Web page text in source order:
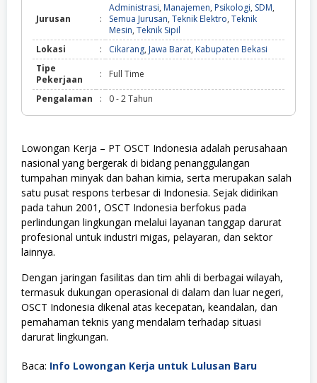
Jurusan :
Administrasi, Manajemen, Psikologi, SDM,
Semua Jurusan, Teknik Elektro, Teknik
Mesin, Teknik Sipil
Lokasi
: Cikarang, Jawa Barat, Kabupaten Bekasi
Tipe
Pekerjaan
: Full Time
Pengalaman : 0 - 2 Tahun
Lowongan Kerja – PT OSCT Indonesia adalah perusahaan
nasional yang bergerak di bidang penanggulangan
tumpahan minyak dan bahan kimia, serta merupakan salah
satu pusat respons terbesar di Indonesia. Sejak didirikan
pada tahun 2001, OSCT Indonesia berfokus pada
perlindungan lingkungan melalui layanan tanggap darurat
profesional untuk industri migas, pelayaran, dan sektor
lainnya.
Dengan jaringan fasilitas dan tim ahli di berbagai wilayah,
termasuk dukungan operasional di dalam dan luar negeri,
OSCT Indonesia dikenal atas kecepatan, keandalan, dan
pemahaman teknis yang mendalam terhadap situasi
darurat lingkungan.
Baca: Info Lowongan Kerja untuk Lulusan Baru